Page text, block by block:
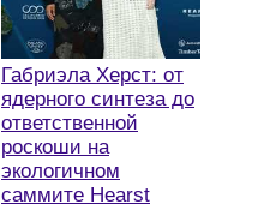
Габриэла Херст: от
ядерного синтеза до
ответственной
роскоши на
экологичном
саммите Hearst